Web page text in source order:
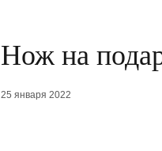
Нож на
25 января 2022